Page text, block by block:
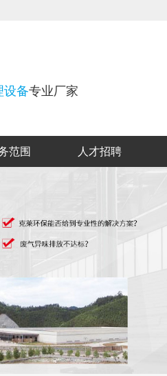
设备专业厂家
范围 人才招聘